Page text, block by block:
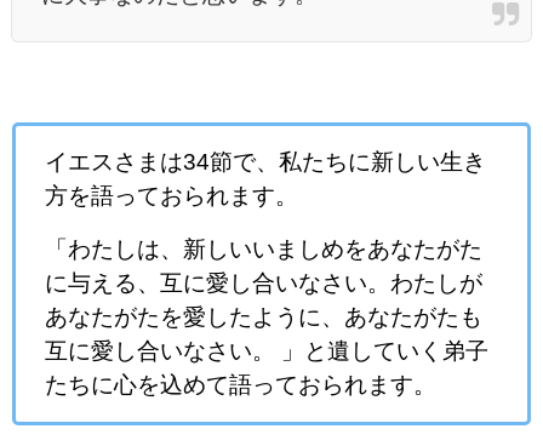
イエスさまは34節で、私たちに新しい生き
方を語っておられます。
「わたしは、新しいいましめをあなたがた
に与える、互に愛し合いなさい。わたしが
あなたがたを愛したように、あなたがたも
互に愛し合いなさい。 」と遺していく弟子
たちに心を込めて語っておられます。